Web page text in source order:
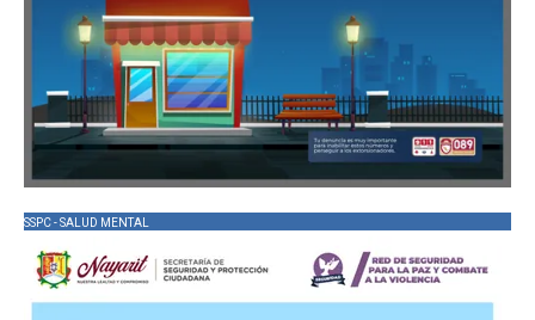
SSPC - SALUD MENTAL